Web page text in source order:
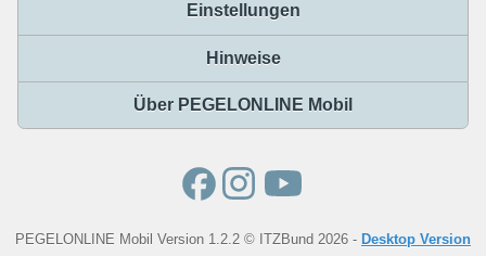
Einstellungen
Hinweise
Über PEGELONLINE Mobil
PEGELONLINE Mobil Version 1.2.2 © ITZBund 2026 - Desktop Version